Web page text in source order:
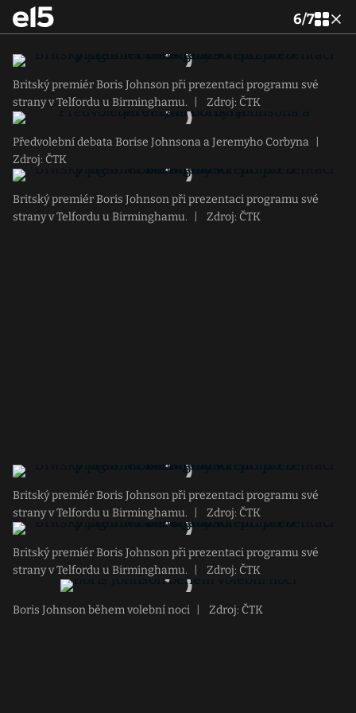
6/7
Britský premiér Boris Johnson při prezentaci programu své
strany v Telfordu u Birminghamu.
Zdroj: ČTK
Předvolební debata Borise Johnsona a Jeremyho Corbyna
Zdroj: ČTK
Britský premiér Boris Johnson při prezentaci programu své
strany v Telfordu u Birminghamu.
Zdroj: ČTK
Britský premiér Boris Johnson při prezentaci programu své
strany v Telfordu u Birminghamu.
Zdroj: ČTK
Britský premiér Boris Johnson při prezentaci programu své
strany v Telfordu u Birminghamu.
Zdroj: ČTK
Boris Johnson během volební noci Zdroj: ČTK